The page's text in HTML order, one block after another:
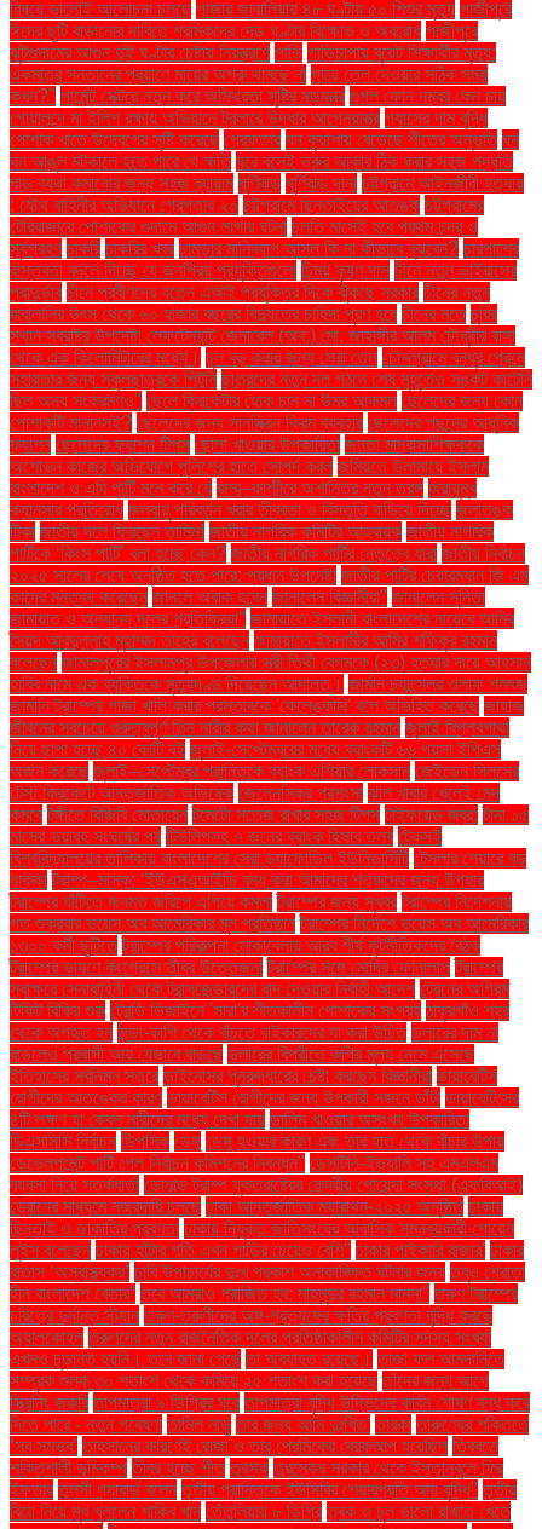
বিষয়ে ভালোই আলোচনা চলছে গাজার জাবালিয়ায় ৪৮ ঘণ্টায় ৫০ শিশুর মৃত্যু গাজীপুরে
ঈদের ছুটি বাড়ানোর দাবিতে শ্রমিকদের দেড় ঘণ্টার বিক্ষোভ ও অবরোধ গাজীপুরে
ঝুটগুদামের আগুন দুই ঘণ্টার চেষ্টায় নিয়ন্ত্রণে গাড়ি গাড়িচাপায় বুয়েট শিক্ষার্থীর মৃত্যু:
একমাত্র সন্তানের প্রয়াণে মায়ের অশ্রু থামছে না গায়ে তেল দেওয়ার সঠিক সময়
কখন?" গার্মেন্ট সেক্টরে নতুন করে অস্থিরতা সৃষ্টির ষড়যন্ত্র গুগল ফোন নম্বর কেন চায়
গোয়ালন্দে মা ইলিশ রক্ষায় অভিযানে ট্রলারে উদ্ধার আগ্নেয়াস্ত্র গ্যাসের দাম বৃদ্ধি
পোশাক খাতে উদ্বেগের সৃষ্টি করেছে গ্রেফতার ঘন কুয়াশায় বেড়েছে শীতের অনুভূতি ঘন
ঘন আঙুল মটকালে হতে পারে যে ক্ষতি ঘরে বসেই ভ্রুর আকার ঠিক করার সহজ পদ্ধতি
ঘাড় ব্যথা কমানোর জন্য সহজ ব্যায়াম ঘূর্ণিঝড় ঘূর্ণিঝড় দানা চট্টগ্রামে আইনজীবী হত্যায়
: যৌথ বাহিনীর অভিযানে গ্রেপ্তার ২০ চট্টগ্রামে ছিনতাইয়ের আতঙ্ক চট্টগ্রামের
টেরিবাজারে পোশাকের গুদামে আগুন লাগার ঘটনা চলতি মাসেই হবে প্রথম চন্দ্র ও
সূর্যগ্রহণ চাকরি চাকরির খবর চামড়ার মানিব্যাগ আসল কি না কীভাবে বুঝবেন? চারপাশের
বাস্তবতা বদলে দিচ্ছে যে জনপ্রিয় প্রযুক্তিগুলো চিন্ময় কৃষ্ণ দাস চীনে নতুন ভাইরাসের
প্রাদুর্ভাব চীনে প্রবীণদের যত্নে এআই প্রযুক্তির দিকে ঝুঁকছে সরকার চীনের নতুন
জ্বালানির উৎস থেকে ৬০ হাজার বছরের বিদ্যুতের চাহিদা পূরণ হবে চীনের মতে চুরির
স্থান স্বরাষ্ট্র উপদেষ্টা লেফটেন্যান্ট জেনারেল (অব.) মো. জাহাঙ্গীর আলম চৌধুরীর বাসা
থেকে এক কিলোমিটারের মধ্যে। চুল বড় করার জন্য সেরা তেল চৌদ্দগ্রামে বন্ধুর প্রেমে
সহায়তার জন্য স্কুলছাত্রকে পিটুনি ছাত্রদের নতুন দল গঠনে শেষ মুহূর্তেও সঙ্কট কাটেনি
ছিল অন্য সংক্রমণও" ছেলে ক্রিকেটার হোক চান না উমর আকমল ছেলেদের জন্য কোন
পোশাকটি মানানসই? ছেলেদের জন্য সানস্ক্রিন ক্রিম ব্যবহার ছেলেদের পছন্দের আধুনিক
ফ্যাশন ছেলেদের ফ্যাশন টিপস ছোলা খাওয়ার উপকারিতা জনতা মাদ্রাসাশিক্ষককে
অশোভন কাজের অভিযোগে পুলিশের হাতে সোপর্দ করল জমিয়তে উলামায়ে ইসলাম
বাংলাদেশ ও এবি পার্টি মনে করে যে জম্মু–কাশ্মীরে অশান্তির নতুন তরঙ্গ জরায়ুমুখ
ক্যানসার প্রতিরোধ জলবায়ু পরিবর্তন খরার তীব্রতা ও বিস্তৃতি বাড়িয়ে দিচ্ছে জলাতঙ্ক
টিকা জাতীয় দলে ফিরছেন তামিম! জাতীয় নাগরিক কমিটির আহ্বায়ক জাতীয় নাগরিক
পার্টিকে ‘কিংস পার্টি’ বলা হচ্ছে কেন? জাতীয় নাগরিক পার্টির নেতৃত্বে যারা জাতীয় নির্বাচন
২০২৫ সালের শেষে অনুষ্ঠিত হতে পারে: প্রধান উপদেষ্টা জাতীয় পার্টির চেয়ারম্যান জি এম
কাদের মন্তব্য করেছেন জানলে অবাক হবেন জানালেন বিজ্ঞানীরা" জানালেন সুনিতা
জামায়াত ও অন্যান্য দলের প্রতিক্রিয়া'' জামায়াতে ইসলামী বাংলাদেশের নায়েবে আমির
সৈয়দ আবদুল্লাহ মুহাম্মদ তাহের বলেছেন জামায়াতে ইসলামীর আমির শফিকুর রহমান
বলেছেন জামালপুরের ইসলামপুর উপজেলায় স্ত্রী তিথী বেগমকে (২৩) হত্যার দায়ে আহসান
হাবিব নামে এক ব্যক্তিকে মৃত্যুদণ্ড দিয়েছেন আদালত। জার্মান চ্যান্সেলর ওলাফ শলৎজ
জার্মানি ট্রাম্পের গাজা খালি করার প্রস্তাবকে 'কেলেঙ্কারি' বলে অভিহিত করেছে জাহাজ
জীবনের সবচেয়ে গুরুত্বপূর্ণ তিন নারীর কথা জানালেন তারেক রহমান জুলাই বিপ্লবগাথা
নিয়ে ছাপা হচ্ছে ৪০ কোটি বই জুলাই-সেপ্টেম্বরের মধ্যে ব্যাংকটি ৬৬ পয়সা ইপিএস
অর্জন করেছে জুলাই–সেপ্টেম্বর প্রান্তিকে ব্যাংক এশিয়ার লোকসান জেইডেন সিলসের
টেস্ট ক্রিকেটে আন্তর্জাতিক অভিষেক জেলেনস্কির প্রশংসা ঝাল খাবার খেলেই মেদ
কমবে টঙ্গীতে বিজিবি মোতায়েন টমেটো সতেজ রাখার সহজ টিপস টাইফয়েড জ্বর: টানা ১৫
মাসের ভয়াবহ সংঘর্ষের পর টিউলিপসহ ৭ জনের ব্যাংক হিসাব তলব টেকসই
বিশ্ববিদ্যালয়ের তালিকায় বাংলাদেশের সেরা ড্যাফোডিল ইউনিভার্সিটি টেসলার শেয়ারে বড়
ধাক্কা ট্রাম্প–মাস্ক: ‘ইউএসএআইডি বন্ধ করা আমাদের শত্রুদের জন্য উপহার
ট্রাম্পের ঘাঁটিতে জনমত জরিপে এগিয়ে কমলা ট্রাম্পের জন্য সুখবর ট্রাম্পের নির্দেশনায়
গত শুক্রবার ভয়েস অব আমেরিকার মূল প্রতিষ্ঠান ট্রাম্পের নির্দেশে ভয়েস অব আমেরিকার
১৩০০ কর্মী ছুটিতে ট্রাম্পের পরিকল্পনা মোকাবেলায় আরব শীর্ষ কূটনীতিকদের বৈঠক
ট্রাম্পের ভাষণে কংগ্রেসে তীব্র উত্তেজনা ট্রাম্পের সঙ্গে মোদির ফোনালাপ ট্রাম্পের
স্বাক্ষরে সেনাবাহিনী থেকে ট্রান্সজেন্ডারদের বাদ দেওয়ার নির্বাহী আদেশ ট্রেনের অগ্রিম
টিকিট বিক্রি শুরু ট্রেন্ডি ডিজাইনে 'সারা'র শীতকালীন পোশাকের সংগ্রহ ঠাকুরগাঁও শহর
থেকে অপহৃত হন ঠান্ডা-কাশি থেকে বাঁচতে বাইকারদের যা করা উচিত ডলারের দাম না
বাড়লেও প্রবাসী আয় যেভাবে বাড়ছে ডলারের বিপরীতে রুপির মূল্য নেমে এসেছে
ইতিহাসের সর্বনিম্ন স্তরে ডাইনোসর পুনরুদ্ধারের চেষ্টা করছেন বিজ্ঞানীরা ডায়াবেটিস
রোগীদের আতঙ্কের কারণ ডায়াবেটিস রোগীদের জন্য উপকারী সজনে ডাঁটা ডায়াবেটিসের
৪টি লক্ষণ যা কেবল নারীদের মধ্যে দেখা যায় ডালিম খাওয়ার অসংখ্য উপকারিতা
ডিএসসিসি নির্বাচন ডিপসিক ডেঙ্গু ডেঙ্গু হওয়ার কারণ এবং তার হাত থেকে বাঁচার উপায়
ডেভেলপমেন্ট পার্টি পেল নির্বাচন কমিশনের নিবন্ধন" ডেসটিনি-ইভ্যালি সহ এমএলএম
ব্যবসা নিয়ে সতর্কবার্তা ডোনাল্ড ট্রাম্প যুক্তরাষ্ট্রের কেন্দ্রীয় গোয়েন্দা সংস্থা (এফবিআই)
ড্রোনের মাধ্যমে নজরদারি চলছে ঢাকা আন্তর্জাতিক ম্যারাথন-২০২৫ অনুষ্ঠিত ঢাকায়
ছিনতাই ও ডাকাতির প্রবণতা ঢাকায় নিযুক্ত জাতিসংঘের আবাসিক সমন্বয়কারী গোয়েন
লুইস বলেছেন ঢাকায় হাঁটার গতি এখন গাড়ির চেয়েও বেশি'' ঢাকার পাইকারি বাজার' ঢাকার
বাতাস ‘অস্বাস্থ্যকর’ ঢাবি উপাচার্যের দুঃখ প্রকাশ অনাকাঙ্ক্ষিত ঘটনার জন্য তবুও শ্রোতা
হীন বাংলাদেশ বেতার” তবে আমরাও পরাজিত হব: মাহমুদুর রহমান মান্না" তরুণ ট্রাম্পের
চরিত্রে দুর্দান্ত স্ট্যান তরুণ-তরুণীদের অঙ্গ-প্রত্যঙ্গের ক্ষতির প্রবণতা বৃদ্ধি করছে
অ্যালকোহল তরুণদের নতুন রাজনৈতিক দলের প্রতিষ্ঠাকালীন কমিটির সদস্য সংখ্যা
এখনও চূড়ান্ত হয়নি। তবে জানা গেছে তা অব্যাহত রয়েছে। তাজা ফল আমদানিতে
সম্পূরক শুল্ক ৩০ শতাংশ থেকে কমিয়ে ২৫ শতাংশ করা হয়েছে তাঁদের জন্য আগে
স্ক্রিনিং জরুরি তাপমাত্রা ৯ ডিগ্রির ঘরে তাপমাত্রা বৃদ্ধি উদ্ভিদের কার্বন শোষণ বন্ধ করে
দিতে পারে - নতুন গবেষণা তামিল নাড়ু তার জন্য আমি দুঃখিত' তারকা তারুণ্যের শক্তিতে
‘সব সম্ভব’ তাহসানের কারণেই রোজা ও তার প্রেমিকের ব্রেকআপ হয়েছিল তিব্বতে
শক্তিশালী ভূমিকম্প তীব্র হচ্ছে শীত তুরস্ক তুরস্কের সরকার থেকে ইস্তানবুলে ফ্রি
ইফতার তুলসী গ্যাবার্ড বলেন তৃতীয় প্রান্তিকে ইউসিবির শেয়ারপ্রতি আয় বৃদ্ধি" তৃতীয়
বিয়ে নিয়ে মুখ খুললেন শাকিব খান তেঁতুলিয়ায় ৮ ডিগ্রি ত্বক ও চুল ভালো রাখতে খেতে